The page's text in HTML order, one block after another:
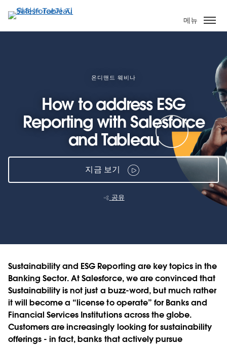
요
콘
메뉴
온디맨드 웨비나
How to address ESG
Reporting with Salesforce
and Tableau
지금 보기
공유
Sustainability and ESG Reporting are key topics in the
Banking Sector. At Salesforce, we are convinced that
Sustainability is not just a buzz-word, but much rather
it will become a “license to operate” for Banks and
Financial Services Institutions across the globe.
Customers are increasingly looking for sustainability
offerings - in fact, banks that actively pursue